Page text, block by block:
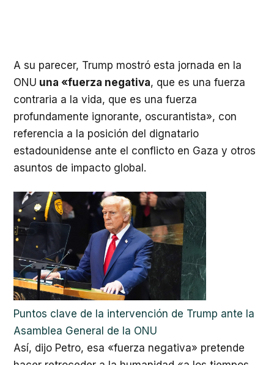
A su parecer, Trump mostró esta jornada en la
ONU una «fuerza negativa, que es una fuerza
contraria a la vida, que es una fuerza
profundamente ignorante, oscurantista», con
referencia a la posición del dignatario
estadounidense ante el conflicto en Gaza y otros
asuntos de impacto global.
Puntos clave de la intervención de Trump ante la
Asamblea General de la ONU
Así, dijo Petro, esa «fuerza negativa» pretende